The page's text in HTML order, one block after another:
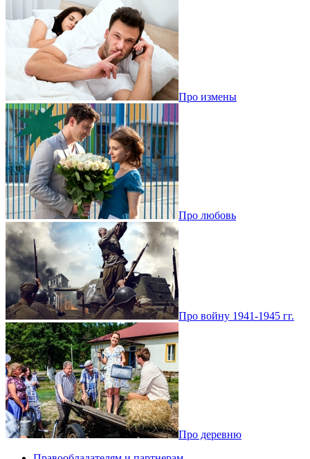
Про измены
Про любовь
Про войну 1941-1945 гг.
Про деревню